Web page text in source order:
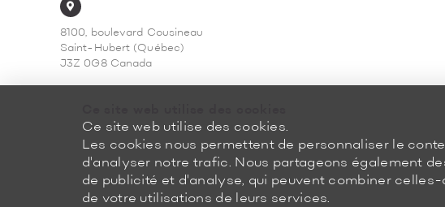
Ce site web utilise des cookies.
Les cookies nous permettent de personnaliser le
d'analyser notre trafic. Nous partageons également
de publicité et d'analyse, qui peuvent combiner
de votre utilisations de leurs services.
8100, boulevard Cousineau
Saint-Hubert (Québec)
J3Z 0G8 Canada